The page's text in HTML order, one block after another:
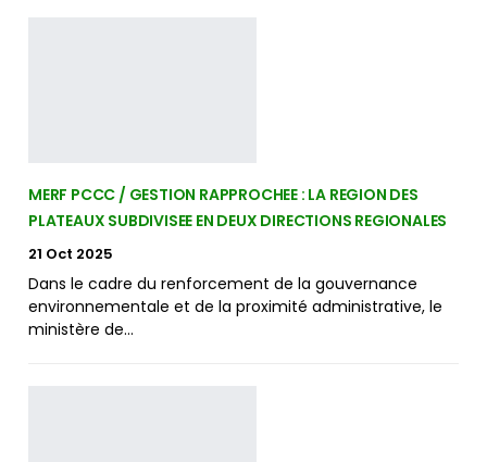
MERF PCCC / GESTION RAPPROCHEE : LA REGION DES
PLATEAUX SUBDIVISEE EN DEUX DIRECTIONS REGIONALES
21 Oct 2025
Dans le cadre du renforcement de la gouvernance
environnementale et de la proximité administrative, le
ministère de…